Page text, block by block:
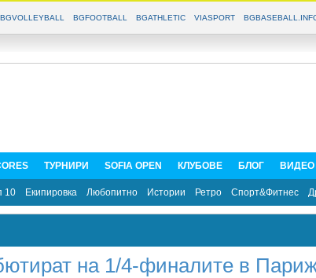
BGVOLLEYBALL BGFOOTBALL BGATHLETIC VIASPORT
ТУРНИРИ SOFIA OPEN КЛУБОВЕ БЛОГ ВИДЕО
10 Екипировка Любопитно Истории Ретро Спорт&Фитнес
на 1/4-финалите в